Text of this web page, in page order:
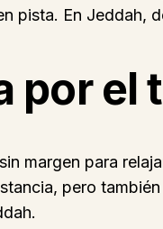
pista. En Jeddah,
por el
margen para
pero